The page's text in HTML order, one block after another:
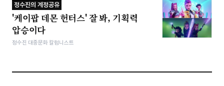
정수진의 계정공유
'케이팝 데몬 헌터스' 잘 봐, 기획력
압승이다
정수진 대중문화 칼럼니스트